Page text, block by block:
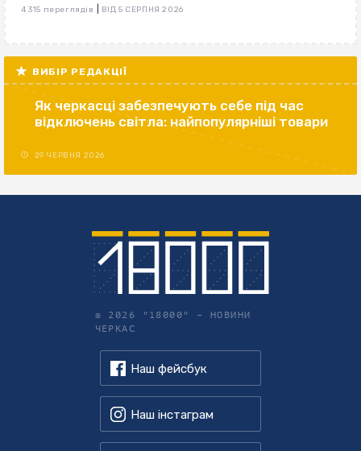
4 315 переглядів ВІД 5 СЕРПНЯ 2026
ВИБІР РЕДАКЦІЇ
Як черкасці забезпечують себе під час
відключень світла: найпопулярніші товари
29 ЧЕРВНЯ 2026
© 2026 "18000" – НОВИНИ
ЧЕРКАС
Наш фейсбук
Наш інстаграм